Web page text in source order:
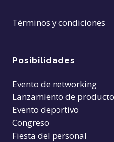
Términos y condiciones
Posibilidades
Evento de networking
Lanzamiento de producto
Evento deportivo
Congreso
Fiesta del personal